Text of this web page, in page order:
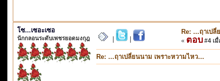
โซ...เซอะเซอ
นักกลอนระดับเพชรยอดมงกุฎ
Re: …ฤาเปลี่
« ตอบ #4 เมื่
Re: …ฤาเปลี่ยนนาม เพราะหวามไหว…